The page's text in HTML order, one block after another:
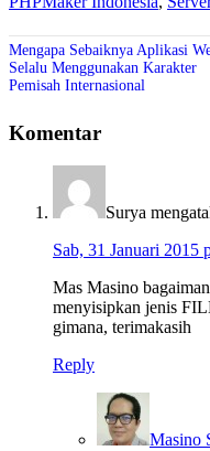
Mengapa Sebaiknya Aplikasi
Selalu Menggunakan Karakter
Pemisah Internasional
Komentar
Surya
Sab, 31 Januari 2015
Mas Masino
menyisipkan jenis
gimana, terimakasih
Reply
Masino